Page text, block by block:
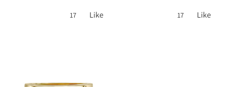
Like
17
Like
17